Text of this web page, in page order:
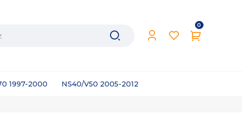
0
1997-2000 NS40/V50 2005-2012